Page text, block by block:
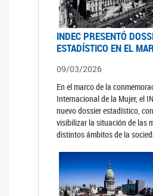
INDEC PRESENTÓ
ESTADÍSTICO EN EL
09/03/2026
En el marco de la
Internacional de la Mujer, el
nuevo dossier estadístico,
visibilizar la situación de las
distintos ámbitos de la